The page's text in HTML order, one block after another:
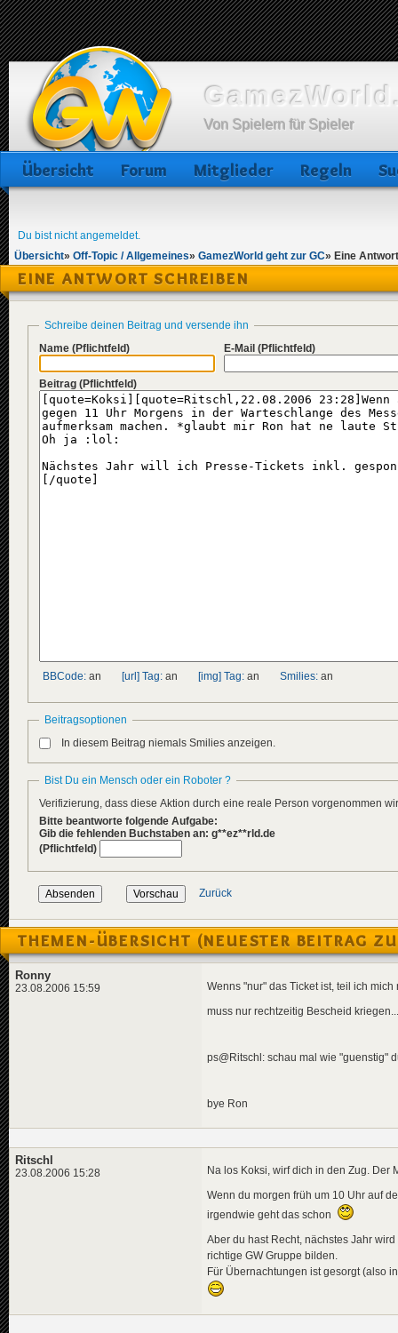
Von Spielern für Spieler
Übersicht Forum Mitglieder Regeln
Du bist nicht angemeldet.
Übersicht» Off-Topic / Allgemeines» GamezWorld geht zur GC» Eine
EINE ANTWORT SCHREIBEN
Schreibe deinen Beitrag und versende ihn
Name (Pflichtfeld) E-Mail (Pflichtfeld)
Beitrag (Pflichtfeld)
BBCode: an [url] Tag: an [img] Tag: an Smilies: an
Beitragsoptionen
In diesem Beitrag niemals Smilies anzeigen.
Bist Du ein Mensch oder ein Roboter ?
Verifizierung, dass diese Aktion durch eine reale Person vorgenommen
Bitte beantworte folgende Aufgabe:
Gib die fehlenden Buchstaben an: g**ez**rld.de
(Pflichtfeld)
Zurück
THEMEN-ÜBERSICHT (NEUESTER BEITRAG
Ronny
23.08.2006 15:59 Wenns "nur" das Ticket ist, teil ich
muss nur rechtzeitig Bescheid kriegen...
ps@Ritschl: schau mal wie "guenstig"
bye Ron
Ritschl
23.08.2006 15:28 Na los Koksi, wirf dich in den Zug. Der
Wenn du morgen früh um 10 Uhr auf
irgendwie geht das schon
Aber du hast Recht, nächstes Jahr
richtige GW Gruppe bilden.
Für Übernachtungen ist gesorgt (also